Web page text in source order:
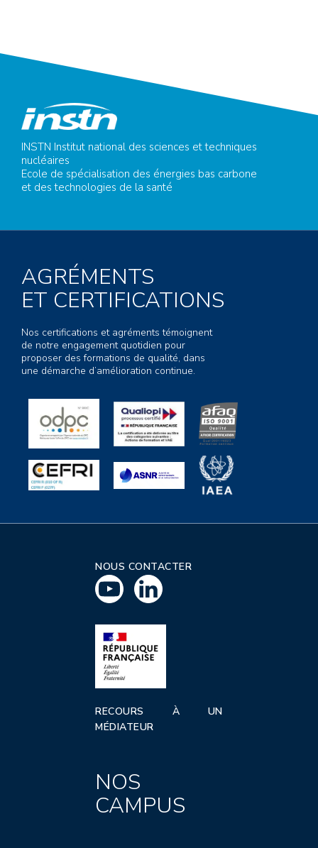
INSTN Institut national des sciences et techniques
nucléaires
Ecole de spécialisation des énergies bas carbone
et des technologies de la santé
AGRÉMENTS
ET CERTIFICATIONS
Nos certifications et agréments témoignent
de notre engagement quotidien pour
proposer des formations de qualité, dans
une démarche d’amélioration continue.
NOUS CONTACTER
RECOURS À UN
MÉDIATEUR
NOS
CAMPUS